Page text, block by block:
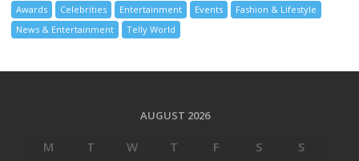
Awards Celebrities Entertainment Events
Fashion & Lifestyle
News & Entertainment
Telly World
AUGUST 2026
M T W T F S
S